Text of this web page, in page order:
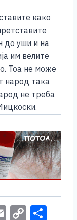
како
до уши и на
им велите
Тоа не може
народ така
не треба
E C